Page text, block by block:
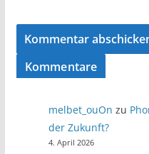
Kommentare
melbet_ouOn zu
der Zukunft?
4. April 2026